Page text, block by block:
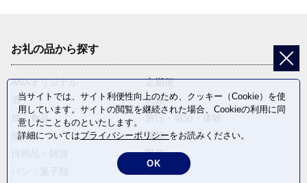
お礼の品から探す
ANAオリジナル
定期便
酒
肉類
加工食品
魚介類
麺類
野菜
電化製品
当サイトでは、サイト利便性向上のため、クッキー（Cookie）を使
用しています。サイトの閲覧を継続された場合、Cookieの利用に同
意したことものといたします。
詳細についてはプライバシーポリシーをお読みください。
OK